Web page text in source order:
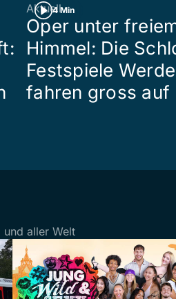
4 Min
Aktuell
Oper unter
Himmel: Die
Festspiele
fahren gross auf
aller Welt